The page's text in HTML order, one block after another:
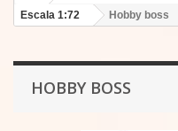
Escala 1:72
Hobby boss
HOBBY BOSS